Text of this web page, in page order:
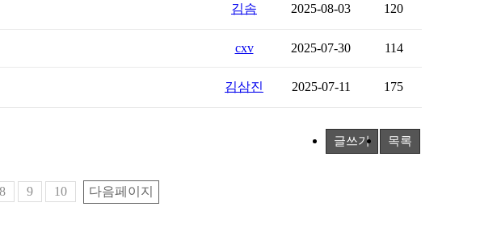
김솜 2025-08-03 120
cxv 2025-07-30 114
김삼진 2025-07-11 175
글쓰기 목록
8 9 10 다음페이지